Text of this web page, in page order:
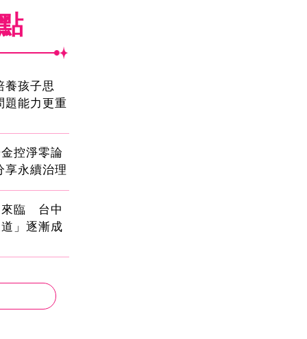
養孩子思
題能力更重
控淨零論
享永續治理
來臨 台中
」逐漸成